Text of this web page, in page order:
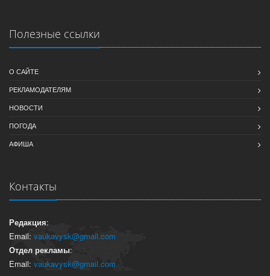
Полезные ссылки
О САЙТЕ
РЕКЛАМОДАТЕЛЯМ
НОВОСТИ
ПОГОДА
АФИША
Контакты
Редакция:
Email: vaukavysk@gmail.com
Отдел рекламы:
Email: vaukavysk@gmail.com